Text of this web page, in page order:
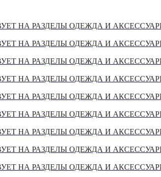
НА РАЗДЕЛЫ ОДЕЖДА И
НА РАЗДЕЛЫ ОДЕЖДА И
НА РАЗДЕЛЫ ОДЕЖДА И
НА РАЗДЕЛЫ ОДЕЖДА И
НА РАЗДЕЛЫ ОДЕЖДА И
НА РАЗДЕЛЫ ОДЕЖДА И
НА РАЗДЕЛЫ ОДЕЖДА И
НА РАЗДЕЛЫ ОДЕЖДА И
НА РАЗДЕЛЫ ОДЕЖДА И